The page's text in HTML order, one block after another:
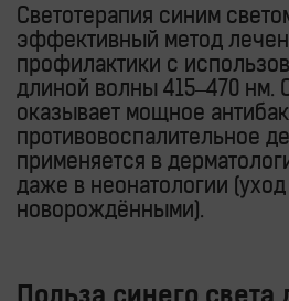
Светотерапия синим
эффективный метод
профилактики с
длиной волны 415–470 нм.
оказывает мощное
противовоспалительное
применяется в
даже в неонатологии (уход
новорождёнными).